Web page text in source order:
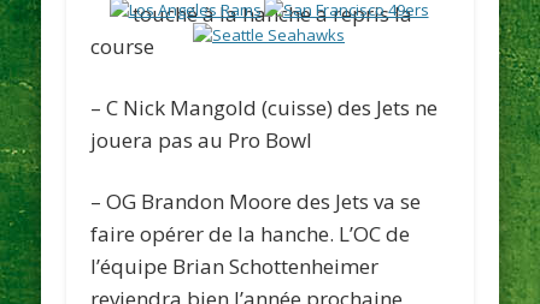
touché à la hanche a repris la
course
– C Nick Mangold (cuisse) des Jets ne
jouera pas au Pro Bowl
– OG Brandon Moore des Jetsva se
faire opérer de la hanche. L’OC de
l’équipe Brian Schottenheimer
reviendra bien l’année prochaine